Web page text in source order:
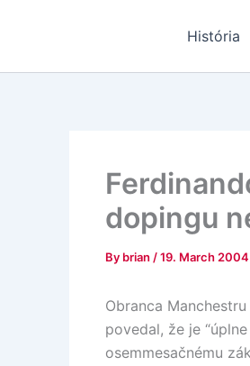
História
dopingu
By brian /19. March 2004
Obranca
povedal, že je
osemmesačnému